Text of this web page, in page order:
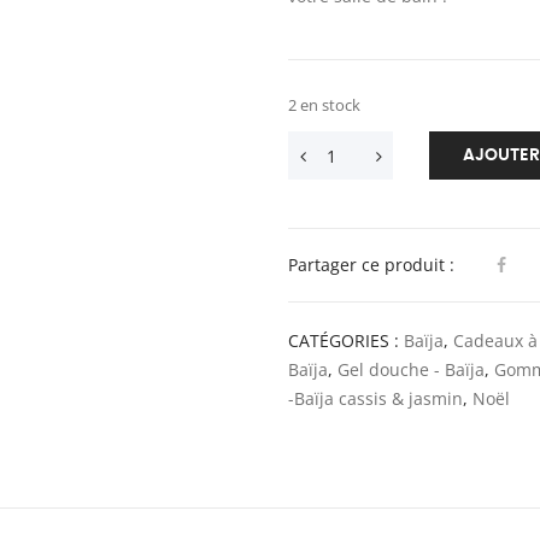
2 en stock
Partager ce produit :
CATÉGORIES : Baïja, Cadeaux
Baïja, Gel douche - Baïja,
-Baïja cassis & jasmin, Noël